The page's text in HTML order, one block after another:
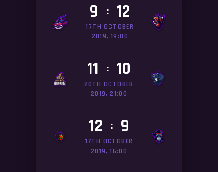
9 : 12
17TH OCTOBER
2019, 19:00
11 : 10
20TH OCTOBER
2019, 21:00
12 : 9
17TH OCTOBER
2019, 16:00